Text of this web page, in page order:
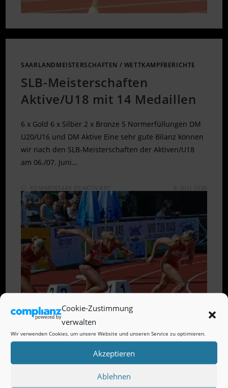
Cookie-Zustimmung
verwalten
Wir verwenden Cookies, um unsere Website und unseren Service zu optimieren.
Akzeptieren
Ablehnen
SAARLANDMEISTERSCHAFTEN / WETTKAMPFBERICHTE
SLB-Meisterschaften
Aktive/U18 mit 14 Medaillen
6 x Gold 6 x Silber 2 x Bronze 5 Normerfüllungen DM
U20/U16 und DM Aktive Eine sehr gute Bilanz können
wir nach den SLB-Meisterschaften der Aktiven/U18
am 06./07. Juni…
SLB-
MEISTERSCHAFTEN
AKTIVE/U18
MIT
14
MEDAILLEN